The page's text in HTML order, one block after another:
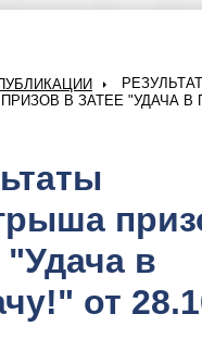
В ЗАТЕЕ "УДАЧА В
"Удача в
от